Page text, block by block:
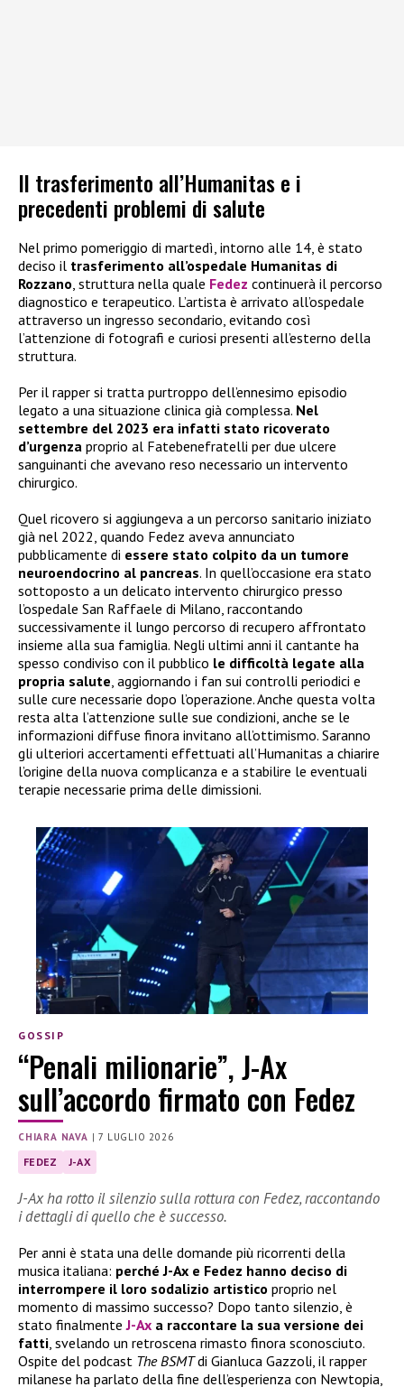
Il trasferimento all’Humanitas e i
precedenti problemi di salute
Nel primo pomeriggio di martedì, intorno alle 14, è stato
deciso il trasferimento all’ospedale Humanitas di
Rozzano , struttura nella quale Fedez continuerà il percorso
diagnostico e terapeutico. L’artista è arrivato all’ospedale
attraverso un ingresso secondario, evitando così
l’attenzione di fotografi e curiosi presenti all’esterno della
struttura.
Per il rapper si tratta purtroppo dell’ennesimo episodio
legato a una situazione clinica già complessa. Nel
settembre del 2023 era infatti stato ricoverato
d’urgenza proprio al Fatebenefratelli per due ulcere
sanguinanti che avevano reso necessario un intervento
chirurgico.
Quel ricovero si aggiungeva a un percorso sanitario iniziato
già nel 2022, quando Fedez aveva annunciato
pubblicamente di essere stato colpito da un tumore
neuroendocrino al pancreas. In quell’occasione era stato
sottoposto a un delicato intervento chirurgico presso
l’ospedale San Raffaele di Milano, raccontando
successivamente il lungo percorso di recupero affrontato
insieme alla sua famiglia. Negli ultimi anni il cantante ha
spesso condiviso con il pubblico le difficoltà legate alla
propria salute , aggiornando i fan sui controlli periodici e
sulle cure necessarie dopo l’operazione. Anche questa volta
resta alta l’attenzione sulle sue condizioni, anche se le
informazioni diffuse finora invitano all’ottimismo. Saranno
gli ulteriori accertamenti effettuati all’Humanitas a chiarire
l’origine della nuova complicanza e a stabilire le eventuali
terapie necessarie prima delle dimissioni.
GOSSIP
“Penali milionarie”, J-Ax
sull’accordo firmato con Fedez
CHIARA NAVA |7 LUGLIO 2026
FEDEZ J-AX
J-Ax ha rotto il silenzio sulla rottura con Fedez, raccontando
i dettagli di quello che è successo.
Per anni è stata una delle domande più ricorrenti della
musica italiana: perché J-Ax e Fedez hanno deciso di
interrompere il loro sodalizio artistico proprio nel
momento di massimo successo? Dopo tanto silenzio, è
stato finalmenteJ-Ax a raccontare la sua versione dei
fatti, svelando un retroscena rimasto finora sconosciuto.
Ospite del podcast The BSMTdi Gianluca Gazzoli, il rapper
milanese ha parlato della fine dell’esperienza con Newtopia,